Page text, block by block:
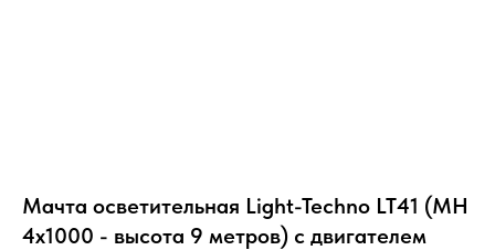
Мачта осветительная Light-Techno LT41 (MH
4х1000 - высота 9 метров) с двигателем